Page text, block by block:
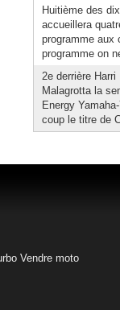
Huitième des
accueillera
programme aux
programme on
2e derrière
Malagrotta la
Energy
coup le titre de
Vendre moto